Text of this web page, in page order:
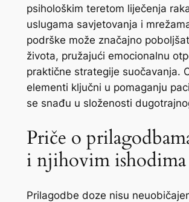
psihološkim teretom liječenja
uslugama savjetovanja i
podrške može značajno
života, pružajući emocionalnu
praktične strategije suočavanja.
elementi ključni u pomaganju
se snađu u složenosti
Priče o
i njihovim ishodima
Prilagodbe doze nisu